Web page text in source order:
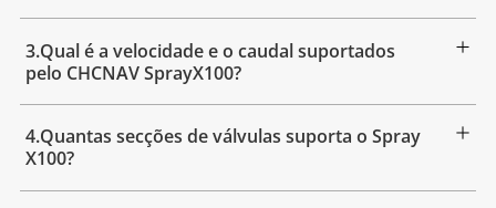
3.Qual é a velocidade e o caudal suportados
pelo CHCNAV SprayX100?
4.Quantas secções de válvulas suporta o Spray
X100?